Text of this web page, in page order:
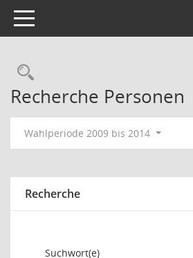
Toggle navigation
Rechercheauswahl
Recherche Personen
Wahlperiode 2009 bis 2014
Recherche
Suchwort(e)